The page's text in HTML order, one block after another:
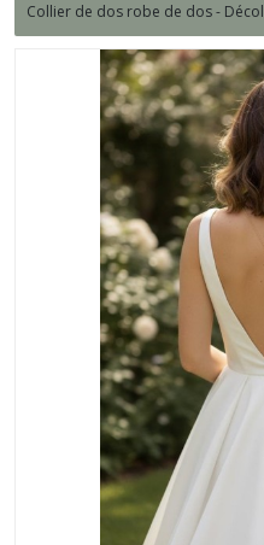
Collier de dos robe de dos -
ajourée en acier inoxydable
témoins ou la mariée